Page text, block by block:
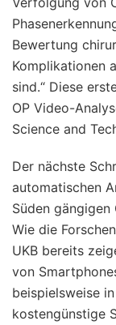
Bewertung
Komplikationen
sind.“ Diese
OP Video-
Science and
Der nächste
automatischen
Süden gängigen
Wie die
UKB bereits
von
beispielsweise
kostengünstige